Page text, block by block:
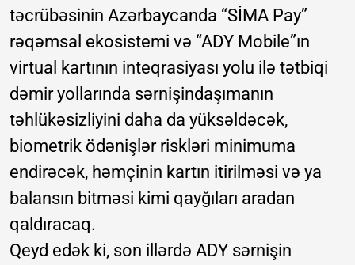
təcrübəsinin Azərbaycanda “SİMA Pay”
rəqəmsal ekosistemi və “ADY Mobile”ın
virtual kartının inteqrasiyası yolu ilə tətbiqi
dəmir yollarında sərnişindaşımanın
təhlükəsizliyini daha da yüksəldəcək,
biometrik ödənişlər riskləri minimuma
endirəcək, həmçinin kartın itirilməsi və ya
balansın bitməsi kimi qayğıları aradan
qaldıracaq.
Qeyd edək ki, son illərdə ADY sərnişin